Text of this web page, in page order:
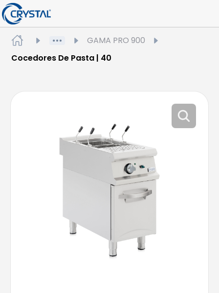
GAMA PRO 900
Cocedores De Pasta | 40